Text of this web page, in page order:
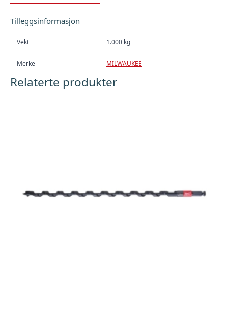
Tilleggsinformasjon
Vekt 1.000 kg
Merke MILWAUKEE
Relaterte produkter